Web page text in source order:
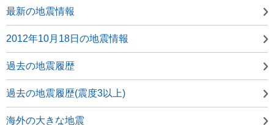
最新の地震情報
2012年10月18日の地震情報
過去の地震履歴
過去の地震履歴(震度3以上)
海外の大きな地震